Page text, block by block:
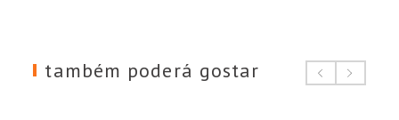
também poderá gostar